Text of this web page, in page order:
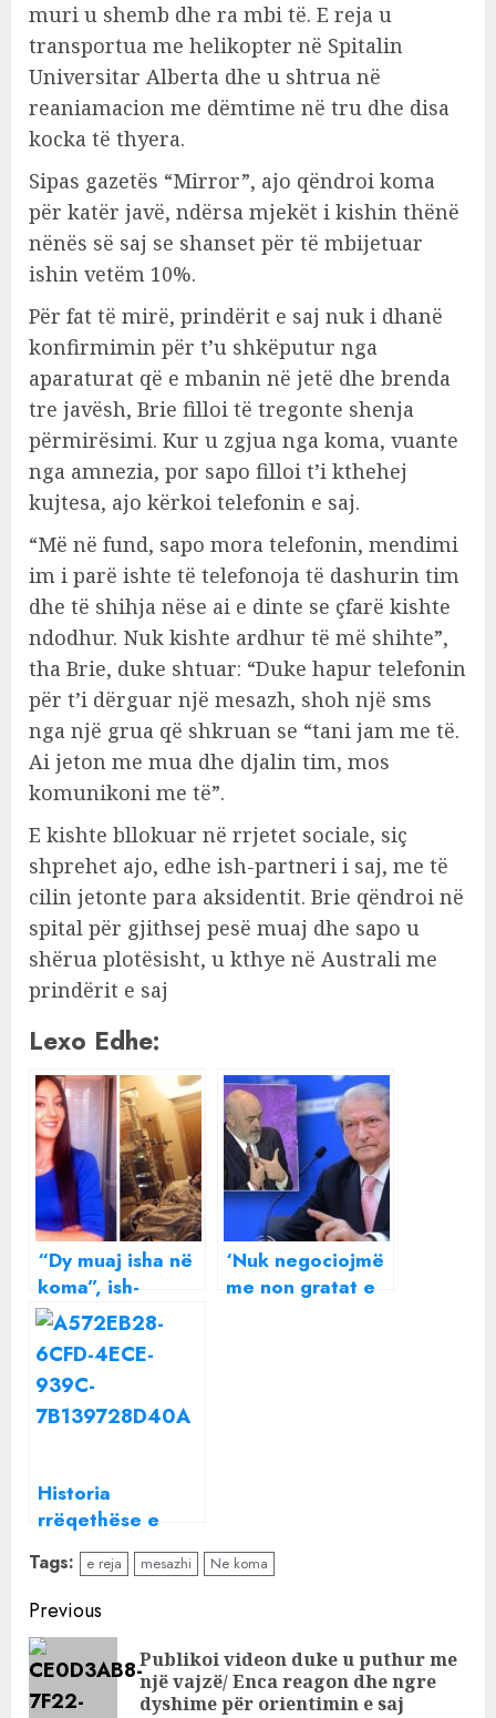
muri u shemb dhe ra mbi të. E reja u
transportua me helikopter në Spitalin
Universitar Alberta dhe u shtrua në
reaniamacion me dëmtime në tru dhe disa
kocka të thyera.
Sipas gazetës “Mirror”, ajo qëndroi koma
për katër javë, ndërsa mjekët i kishin thënë
nënës së saj se shanset për të mbijetuar
ishin vetëm 10%.
Për fat të mirë, prindërit e saj nuk i dhanë
konfirmimin për t’u shkëputur nga
aparaturat që e mbanin në jetë dhe brenda
tre javësh, Brie filloi të tregonte shenja
përmirësimi. Kur u zgjua nga koma, vuante
nga amnezia, por sapo filloi t’i kthehej
kujtesa, ajo kërkoi telefonin e saj.
“Më në fund, sapo mora telefonin, mendimi
im i parë ishte të telefonoja të dashurin tim
dhe të shihja nëse ai e dinte se çfarë kishte
ndodhur. Nuk kishte ardhur të më shihte”,
tha Brie, duke shtuar: “Duke hapur telefonin
për t’i dërguar një mesazh, shoh një sms
nga një grua që shkruan se “tani jam me të.
Ai jeton me mua dhe djalin tim, mos
komunikoni me të”.
E kishte bllokuar në rrjetet sociale, siç
shprehet ajo, edhe ish-partneri i saj, me të
cilin jetonte para aksidentit. Brie qëndroi në
spital për gjithsej pesë muaj dhe sapo u
shërua plotësisht, u kthye në Australi me
prindërit e saj
Lexo Edhe:
“Dy muaj isha në
koma”, ish-
balerina flet për
aksidentin e
rëndë me
makinë: S’munda
të frenoja, u
‘Nuk negociojmë
me non gratat e
Historia
rrëqethëse e
Edisonit të
abuzuar dhe
përdh*nuar prej
vitesh dhe gjesti i
gazetares që i
ndryshoi jetën
Tags: e reja mesazhi Ne koma
Continue
Reading
Previous
Publikoi videon duke u puthur me
një vajzë/ Enca reagon dhe ngre
dyshime për orientimin e saj